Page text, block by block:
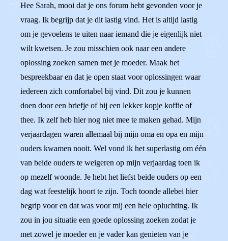
Hee Sarah, mooi dat je ons forum hebt gevonden voor je
vraag. Ik begrijp dat je dit lastig vind. Het is altijd lastig
om je gevoelens te uiten naar iemand die je eigenlijk niet
wilt kwetsen. Je zou misschien ook naar een andere
oplossing zoeken samen met je moeder. Maak het
bespreekbaar en dat je open staat voor oplossingen waar
iedereen zich comfortabel bij vind. Dit zou je kunnen
doen door een briefje of bij een lekker kopje koffie of
thee. Ik zelf heb hier nog niet mee te maken gehad. Mijn
verjaardagen waren allemaal bij mijn oma en opa en mijn
ouders kwamen nooit. Wel vond ik het superlastig om één
van beide ouders te weigeren op mijn verjaardag toen ik
op mezelf woonde. Je hebt het liefst beide ouders op een
dag wat feestelijk hoort te zijn. Toch toonde allebei hier
begrip voor en dat was voor mij een hele opluchting. Ik
zou in jou situatie een goede oplossing zoeken zodat je
met zowel je moeder en je vader kan genieten van je